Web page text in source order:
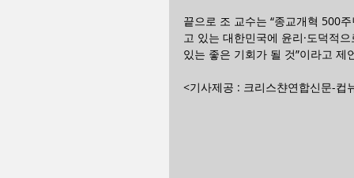
끝으로 조 교수는 “종교개혁 500
고 있는 대한민국에 윤리·도덕적
있는 좋은 기회가 될 것”이라고 제
<기사제공 : 크리스챤연합신문-